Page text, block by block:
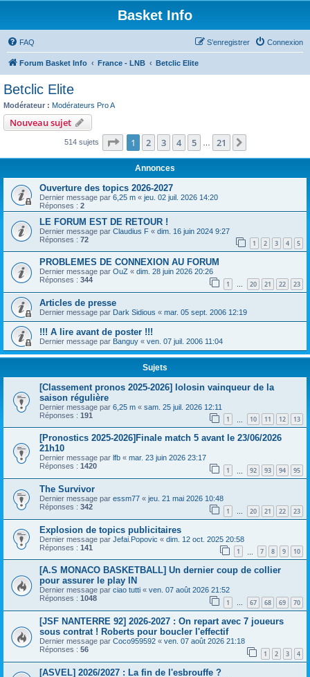
Basket Info
FAQ Connexion
S’enregistrer
Forum Basket Info France - LNB Betclic Elite
Betclic Elite
Modérateur : Modérateurs Pro A
Nouveau sujet
514 sujets Page 1sur21
1 2 3 4 5 21
Annonces
Ouverture des topics 2026-2027
Dernier message par 6,25 m « jeu. 02 juil. 2026 14:20
Réponses : 2
LE FORUM EST DE RETOUR !
Dernier message par Claudius F « dim. 16 juin 2024 9:27
Réponses : 72 1 2 3 4 5
PROBLEMES DE CONNEXION AU FORUM
Dernier message par OuZ « dim. 28 juin 2026 20:26
Réponses : 344 1 … 20 21 22 23
Articles de presse
Dernier message par Dark Sidious « mar. 05 sept. 2006 12:19
!!! A lire avant de poster !!!
Dernier message par Banguy « ven. 07 juil. 2006 11:04
Sujets
[Classement pronos 2025-2026] lolosin vainqueur de la
saison régulière
Dernier message par 6,25 m « sam. 25 juil. 2026 12:11
Réponses : 191 1 10 11 12 13
[Pronostics 2025-2026]Finale match 5 avant le 23/06/2026
21h10
Dernier message par lfb « mar. 23 juin 2026 23:17
Réponses : 1420 1 92 93 94 95
The Survivor
Dernier message par essm77 « jeu. 21 mai 2026 10:48
Réponses : 342 1 … 20 21 22 23
Explosion de topics publicitaires
Dernier message par Jefai.Popovic « dim. 12 oct. 2025 20:58
Réponses : 141 1 7 8 9 10
[A.S MONACO BASKETBALL] Un dernier coup de collier
pour assurer le play IN
Dernier message par ciao tutti « ven. 07 août 2026 21:52
Réponses : 1048 1 … 67 68 69 70
[JSF NANTERRE 92] 2026-2027 : On repart avec 7 joueurs
sous contrat ! Roberts pour boucler l'effectif
Dernier message par Coco959592 « ven. 07 août 2026 21:18
Réponses : 56 1 2 3 4
[ASVEL] 2026/2027 : La fin de l'esbrouffe ?